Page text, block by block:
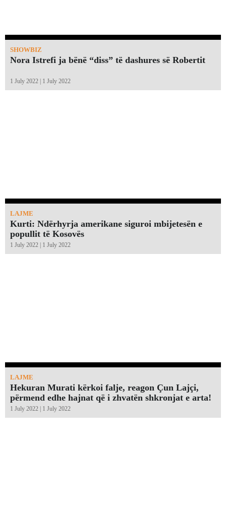
SHOWBIZ
Nora Istrefi ja bënë “diss” të dashures së Robertit
1 July 2022 | 1 July 2022
LAJME
Kurti: Ndërhyrja amerikane siguroi mbijetesën e
popullit të Kosovës
1 July 2022 | 1 July 2022
LAJME
Hekuran Murati kërkoi falje, reagon Çun Lajçi,
përmend edhe hajnat që i zhvatën shkronjat e arta!￼
1 July 2022 | 1 July 2022